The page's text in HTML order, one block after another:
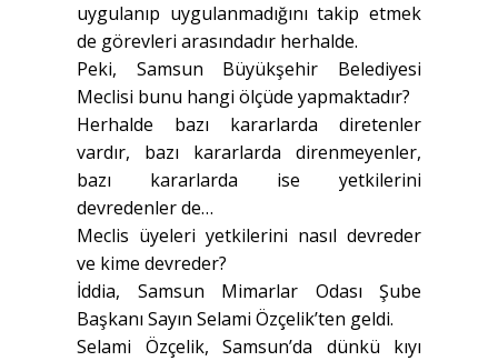
uygulanıp uygulanmadığını takip etmek
de görevleri arasındadır herhalde.
Peki, Samsun Büyükşehir Belediyesi
Meclisi bunu hangi ölçüde yapmaktadır?
Herhalde bazı kararlarda diretenler
vardır, bazı kararlarda direnmeyenler,
bazı kararlarda ise yetkilerini
devredenler de…
Meclis üyeleri yetkilerini nasıl devreder
ve kime devreder?
İddia, Samsun Mimarlar Odası Şube
Başkanı Sayın Selami Özçelik’ten geldi.
Selami Özçelik, Samsun’da dünkü kıyı